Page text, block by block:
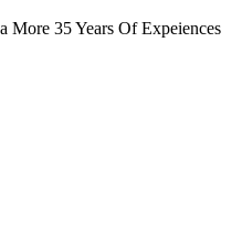
More 35 Years Of Expeiences